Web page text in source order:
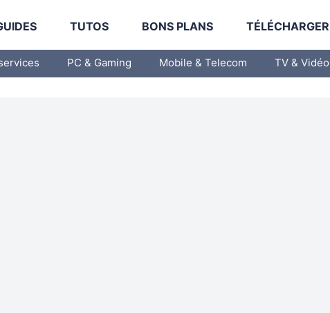
TUTOS BONS PLANS TÉLÉCHARGER
PC & Gaming Mobile & Telecom TV & Vidéo